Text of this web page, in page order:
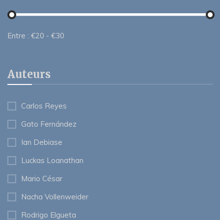
Entre : €20 - €30
Auteurs
Carlos Reyes
Gato Fernández
Ian Debiase
Luckas Loanathan
Mario César
Nacha Vollenweider
Rodrigo Elgueta